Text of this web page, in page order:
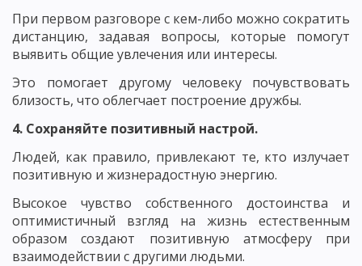
При первом разговоре с кем-либо можно сократить
дистанцию, задавая вопросы, которые помогут
выявить общие увлечения или интересы.
Это помогает другому человеку почувствовать
близость, что облегчает построение дружбы.
4. Сохраняйте позитивный настрой.
Людей, как правило, привлекают те, кто излучает
позитивную и жизнерадостную энергию.
Высокое чувство собственного достоинства и
оптимистичный взгляд на жизнь естественным
образом создают позитивную атмосферу при
взаимодействии с другими людьми.